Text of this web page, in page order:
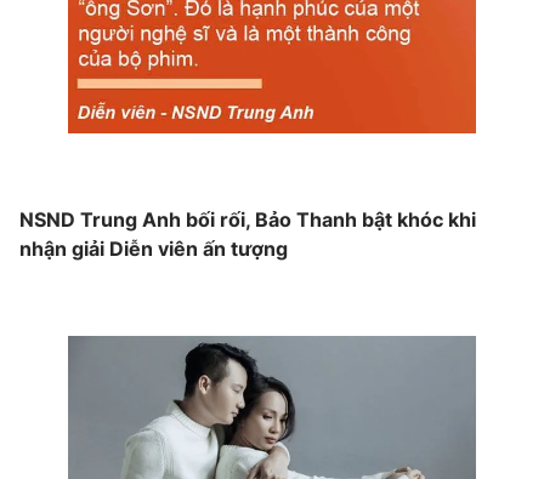
NSND Trung Anh bối rối, Bảo Thanh bật khóc khi
nhận giải Diễn viên ấn tượng